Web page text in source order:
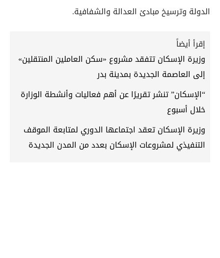
الدولة وترسيخ مبادئ العدالة والشفافية.
إقرأ أيضاً
وزيرة الإسكان تتفقد مشروع «سكن العاملين المنتقلين»
إلى العاصمة الجديدة بمدينة بدر
“الإسكان” تنشر تقريرًا عن أهم فعاليات وأنشطة الوزارة
خلال أسبوع
وزيرة الإسكان تعقد اجتماعها الدوري لمتابعة الموقف
التنفيذي لمشروعات الإسكان بعدد من المدن الجديدة